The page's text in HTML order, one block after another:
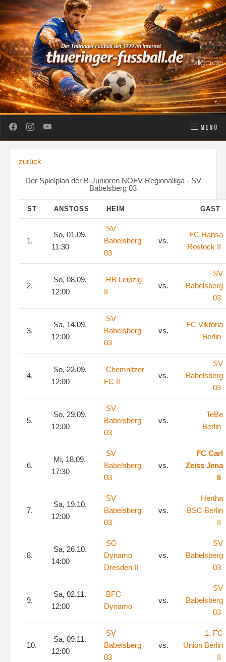
MENÜ
zurück
Der Spielplan der B-Junioren NOFV Regionalliga - SV
Babelsberg 03
ST ANSTOSS HEIM GAST
1.
So, 01.09.
11:30
SV
Babelsberg
03
vs.
FC Hansa
Rostock II
2.
So, 08.09.
12:00
RB Leipzig
II
vs.
SV
Babelsberg
03
3.
Sa, 14.09.
12:00
SV
Babelsberg
03
vs.
FC Viktoria
Berlin
4.
So, 22.09.
12:00
Chemnitzer
FC II
vs.
SV
Babelsberg
03
5.
So, 29.09.
12:00
SV
Babelsberg
03
vs.
TeBe
Berlin
6.
Mi, 18.09.
17:30
SV
Babelsberg
03
vs.
FC Carl
Zeiss Jena
II
7.
Sa, 19.10.
12:00
SV
Babelsberg
03
vs.
Hertha
BSC Berlin
II
8.
Sa, 26.10.
14:00
SG
Dynamo
Dresden II
vs.
SV
Babelsberg
03
9.
Sa, 02.11.
12:00
BFC
Dynamo
vs.
SV
Babelsberg
03
10.
Sa, 09.11.
12:00
SV
Babelsberg
03
vs.
1. FC
Union Berlin
II